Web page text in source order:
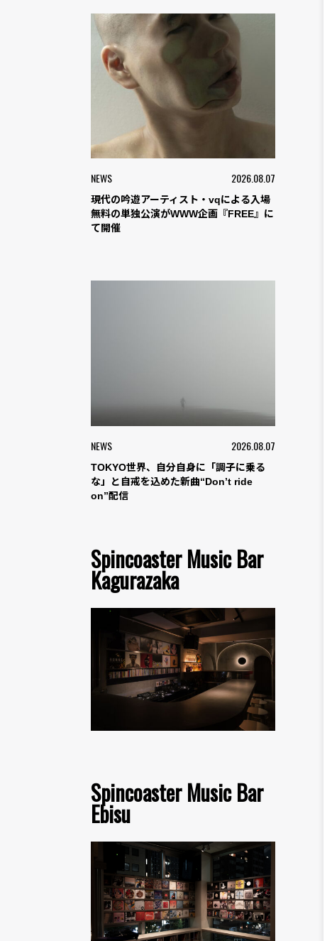
NEWS 2026.08.07
現代の吟遊アーティスト・vqによる入場
無料の単独公演がWWW企画『FREE』に
て開催
NEWS 2026.08.07
TOKYO世界、自分自身に「調子に乗る
な」と自戒を込めた新曲“Don’t ride
on”配信
Spincoaster Music Bar
Kagurazaka
Spincoaster Music Bar
Ebisu